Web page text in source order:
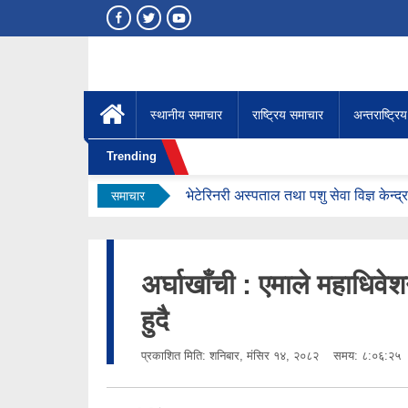
स्थानीय समाचार राष्ट्रिय समाचार
Trending
समाचार
भेटेरिनरी अस्पताल तथा पशु सेवा विज्ञ
अर्घाखाँचीमा नेपाली कम्युनिस्ट पार्टीको
सुनसरी घटनापछि सर्वदलीय अपील :
अर्घाखाँची : एमाले
हुदै
प्रकाशित मिति: शनिबार, मंसिर १४, २०८२ समय: ८:०६:२५